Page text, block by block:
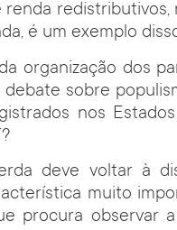
é um exemplo
organização dos
sobre
nos
deve voltar à
muito
procura observar